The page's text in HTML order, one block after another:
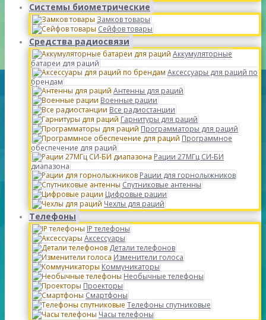
Системы биометрические
Замков товары
Сейфов товары
Средства радиосвязи
Аккумуляторные
батареи для раций
Аксессуары для раций по
брендам
Антенны для раций
Военные рации
Все радиостанции
Гарнитуры для раций
Программаторы для раций
Программное
обеспечение для раций
Рации 27МГц СИ-БИ
диапазона
Рации для горнолыжников
Спутниковые антенны
Цифровые рации
Чехлы для раций
Телефоны
IP телефоны
Аксессуары
Детали телефонов
Изменители голоса
Коммуникаторы
Необычные телефоны
Проекторы
Смартфоны
Телефоны спутниковые
Часы телефоны